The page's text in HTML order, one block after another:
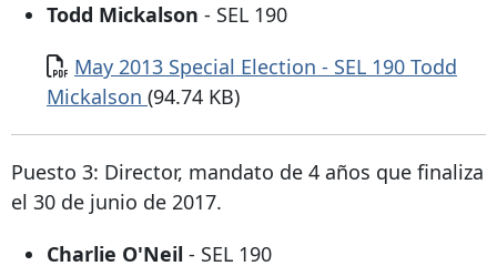
Todd Mickalson - SEL 190
Documento
May 2013 Special Election - SEL 190 Todd
Mickalson (94.74 KB)
Puesto 3: Director, mandato de 4 años que finaliza
el 30 de junio de 2017.
Charlie O'Neil - SEL 190